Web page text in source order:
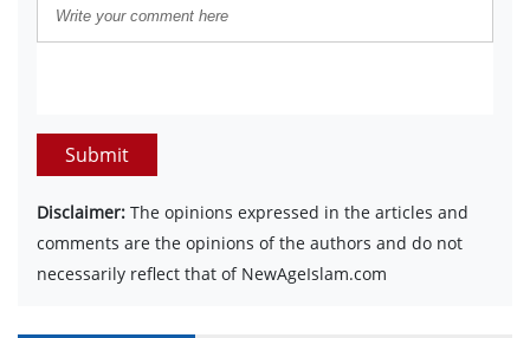
Submit
Disclaimer: The opinions expressed in the articles and
comments are the opinions of the authors and do not
necessarily reflect that of NewAgeIslam.com